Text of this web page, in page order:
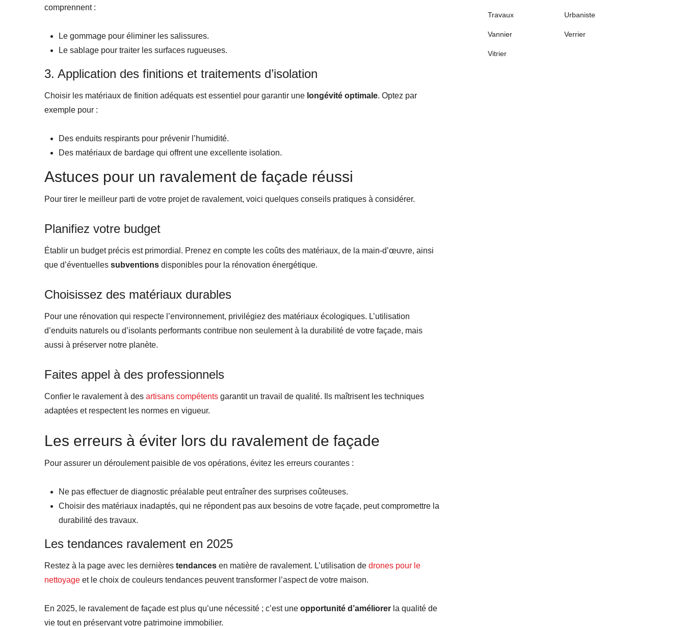
comprennent :
Le gommage pour éliminer les salissures.
Le sablage pour traiter les surfaces rugueuses.
3. Application des finitions et traitements d’isolation
Choisir les matériaux de finition adéquats est essentiel pour garantir une longévité optimale. Optez par
exemple pour :
Des enduits respirants pour prévenir l’humidité.
Des matériaux de bardage qui offrent une excellente isolation.
Astuces pour un ravalement de façade réussi
Pour tirer le meilleur parti de votre projet de ravalement, voici quelques conseils pratiques à considérer.
Planifiez votre budget
Établir un budget précis est primordial. Prenez en compte les coûts des matériaux, de la main-d’œuvre, ainsi
que d’éventuelles subventions disponibles pour la rénovation énergétique.
Choisissez des matériaux durables
Pour une rénovation qui respecte l’environnement, privilégiez des matériaux écologiques. L’utilisation
d’enduits naturels ou d’isolants performants contribue non seulement à la durabilité de votre façade, mais
aussi à préserver notre planète.
Faites appel à des professionnels
Confier le ravalement à des artisans compétents garantit un travail de qualité. Ils maîtrisent les techniques
adaptées et respectent les normes en vigueur.
Les erreurs à éviter lors du ravalement de façade
Pour assurer un déroulement paisible de vos opérations, évitez les erreurs courantes :
Ne pas effectuer de diagnostic préalable peut entraîner des surprises coûteuses.
Choisir des matériaux inadaptés, qui ne répondent pas aux besoins de votre façade, peut compromettre la
durabilité des travaux.
Les tendances ravalement en 2025
Restez à la page avec les dernières tendances en matière de ravalement. L’utilisation de drones pour le
nettoyage et le choix de couleurs tendances peuvent transformer l’aspect de votre maison.
En 2025, le ravalement de façade est plus qu’une nécessité ; c’est une opportunité d’améliorer la qualité de
vie tout en préservant votre patrimoine immobilier.
Travaux Urbaniste
Vannier Verrier
Vitrier